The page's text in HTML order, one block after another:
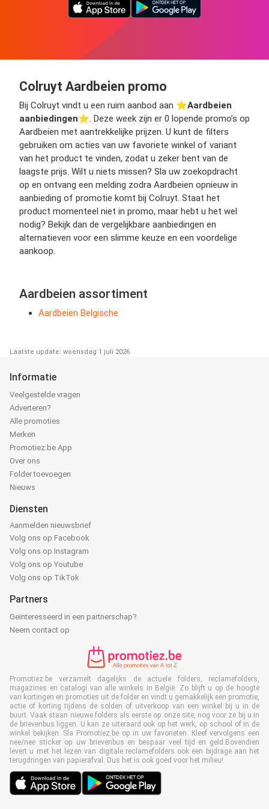
Colruyt Aardbeien promo
Bij Colruyt vindt u een ruim aanbod aan ⭐️Aardbeien
aanbiedingen⭐️. Deze week zijn er 0 lopende promo’s op
Aardbeien met aantrekkelijke prijzen. U kunt de filters
gebruiken om acties van uw favoriete winkel of variant
van het product te vinden, zodat u zeker bent van de
laagste prijs. Wilt u niets missen? Sla uw zoekopdracht
op en ontvang een melding zodra Aardbeien opnieuw in
aanbieding of promotie komt bij Colruyt. Staat het
product momenteel niet in promo, maar hebt u het wel
nodig? Bekijk dan de vergelijkbare aanbiedingen en
alternatieven voor een slimme keuze en een voordelige
aankoop.
Aardbeien assortiment
Aardbeien Belgische
Laatste update: woensdag 1 juli 2026
Informatie
Veelgestelde vragen
Adverteren?
Alle promoties
Merken
Promotiez.be App
Over ons
Folder toevoegen
Nieuws
Diensten
Aanmelden nieuwsbrief
Volg ons op Facebook
Volg ons op Instagram
Volg ons op Youtube
Volg ons op TikTok
Partners
Geïnteresseerd in een partnerschap?
Neem contact op
Promotiez.be verzamelt dagelijks de actuele folders, reclamefolders,
magazines en catalogi van alle winkels in België. Zo blijft u op de hoogte
van kortingen en promoties uit de folder en vindt u gemakkelijk een promotie,
actie of korting tijdens de solden of uitverkoop van een winkel bij u in de
buurt. Vaak staan nieuwe folders als eerste op onze site, nog voor ze bij u in
de brievenbus liggen. U kan ze uiteraard ook op het werk, op school of in de
winkel bekijken. Sla Promotiez.be op in uw favorieten. Kleef vervolgens een
nee/nee sticker op uw brievenbus en bespaar veel tijd en geld.Bovendien
levert u met het lezen van digitale reclamefolders ook een bijdrage aan het
terugdringen van papierafval. Dus het is ook goed voor het milieu!